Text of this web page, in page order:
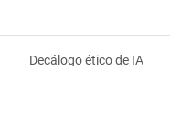
Decálogo ético de IA